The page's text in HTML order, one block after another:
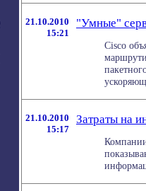
21.10.2010
15:21
"Умные"
Cisco
21.10.2010
15:17
Затраты на